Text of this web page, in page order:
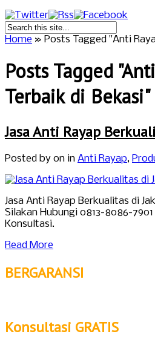
Home » Posts Tagged "Anti
Posts Tagged
Terbaik di Bekasi"
Jasa Anti Rayap
Posted by on in Anti Rayap,
Jasa Anti Rayap Berkualitas di
Silakan Hubungi 0813-8086-
Konsultasi.
Read More
BERGARANSI
Konsultasi GRATIS